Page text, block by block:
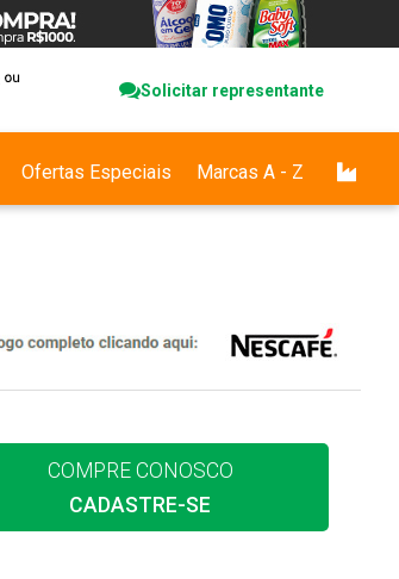
Solicitar representante
Ofertas Especiais Marcas A - Z
COMPRE CONOSCO
CADASTRE-SE